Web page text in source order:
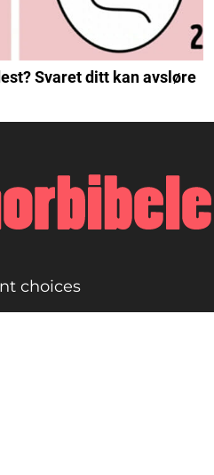
Svaret ditt kan avsløre
choices